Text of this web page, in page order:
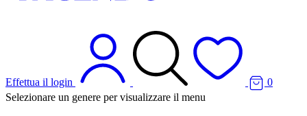
Effettua il login
0
Selezionare un genere per visualizzare il menu